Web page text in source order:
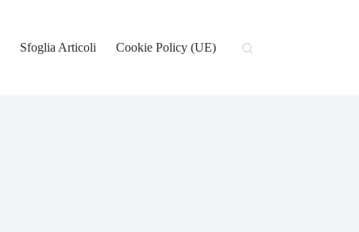
Sfoglia Articoli Cookie Policy (UE)